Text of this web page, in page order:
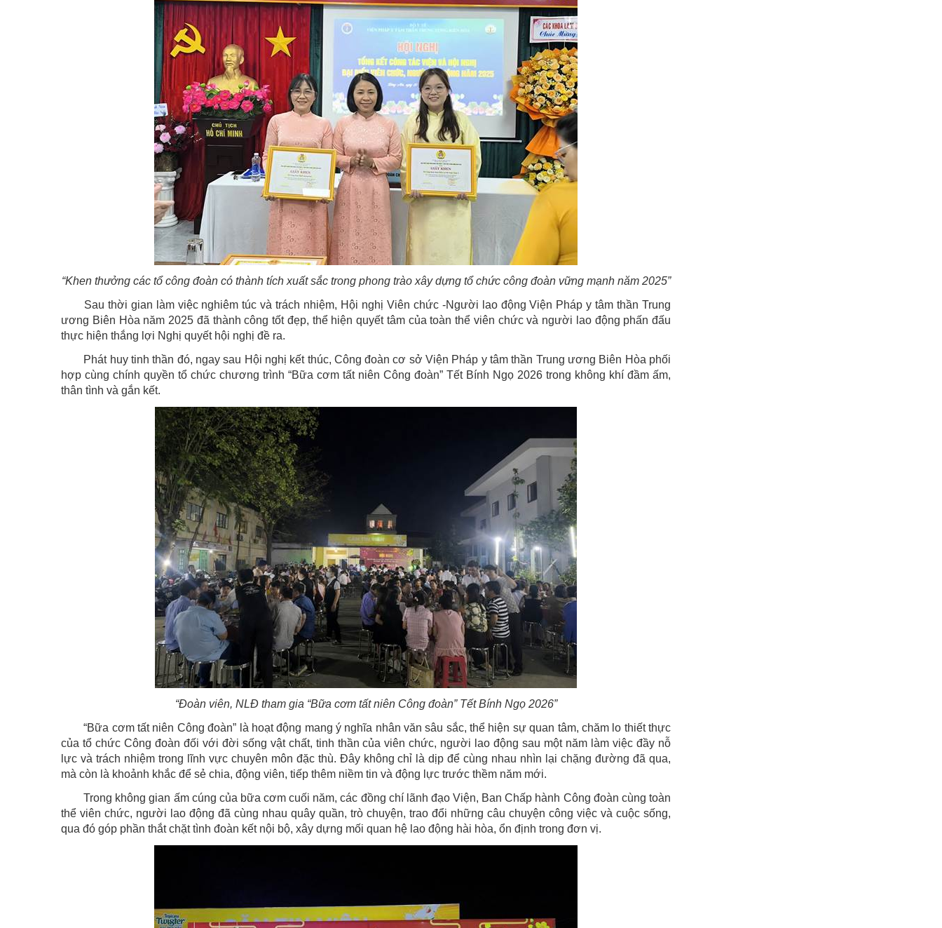
“Khen thưởng các tổ công đoàn có thành tích xuất sắc trong phong trào xây dựng tổ chức công đoàn vững mạnh năm 2025”
Sau thời gian làm việc nghiêm túc và trách nhiệm, Hội nghị Viên chức -Người lao động Viện Pháp y tâm thần Trung
ương Biên Hòa năm 2025 đã thành công tốt đẹp, thể hiện quyết tâm của toàn thể viên chức và người lao động phấn đấu
thực hiện thắng lợi Nghị quyết hội nghị đề ra.
Phát huy tinh thần đó, ngay sau Hội nghị kết thúc, Công đoàn cơ sở Viện Pháp y tâm thần Trung ương Biên Hòa phối
hợp cùng chính quyền tổ chức chương trình “Bữa cơm tất niên Công đoàn” Tết Bính Ngọ 2026 trong không khí đầm ấm,
thân tình và gắn kết.
“Đoàn viên, NLĐ tham gia “Bữa cơm tất niên Công đoàn” Tết Bính Ngọ 2026”
“Bữa cơm tất niên Công đoàn” là hoạt động mang ý nghĩa nhân văn sâu sắc, thể hiện sự quan tâm, chăm lo thiết thực
của tổ chức Công đoàn đối với đời sống vật chất, tinh thần của viên chức, người lao động sau một năm làm việc đầy nỗ
lực và trách nhiệm trong lĩnh vực chuyên môn đặc thù. Đây không chỉ là dịp để cùng nhau nhìn lại chặng đường đã qua,
mà còn là khoảnh khắc để sẻ chia, động viên, tiếp thêm niềm tin và động lực trước thềm năm mới.
Trong không gian ấm cúng của bữa cơm cuối năm, các đồng chí lãnh đạo Viện, Ban Chấp hành Công đoàn cùng toàn
thể viên chức, người lao động đã cùng nhau quây quần, trò chuyện, trao đổi những câu chuyện công việc và cuộc sống,
qua đó góp phần thắt chặt tình đoàn kết nội bộ, xây dựng mối quan hệ lao động hài hòa, ổn định trong đơn vị.